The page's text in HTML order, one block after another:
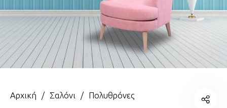
Αρχική / Σαλόνι / Πολυθρόνες